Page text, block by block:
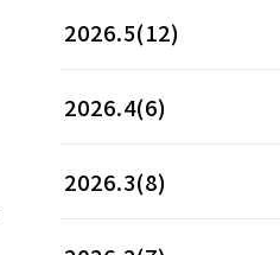
2026.5(12)
2026.4(6)
2026.3(8)